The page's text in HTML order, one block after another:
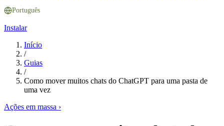
Português
Instalar
Início
/
Guias
/
Como mover muitos chats do ChatGPT para uma pasta de
uma vez
Ações em massa ›